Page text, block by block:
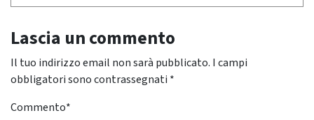
Lascia un commento
Il tuo indirizzo email non sarà pubblicato. I campi
obbligatori sono contrassegnati *
Commento*